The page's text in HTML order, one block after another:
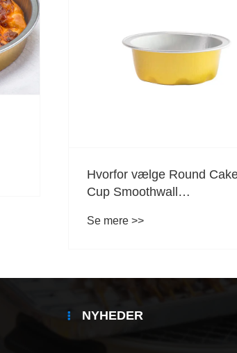
Hvorfor vælge Round
Cup Smoothwall
Se mere >>
NYHEDER